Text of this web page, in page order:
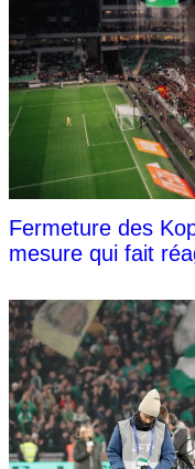
Fermeture des
mesure qui fait